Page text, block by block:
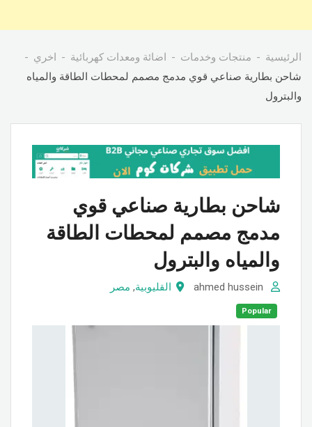
الرئيسية منتجات وخدمات اضائة ومعدات كهربائية
اخري
شاحن بطارية صناعي قوي مدمج مصمم لمحطات الطاقة والمياه
والبترول
شاحن بطارية صناعي قوي
مدمج مصمم لمحطات الطاقة
والمياه والبترول
القليوبية, مصر
Popular